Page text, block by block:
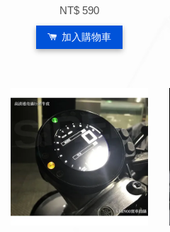
NT$ 590
加入購物車